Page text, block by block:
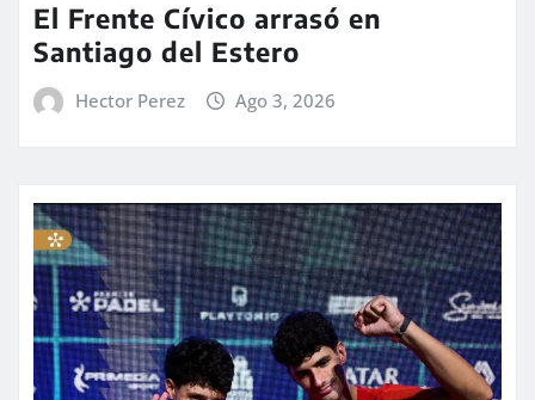
El Frente Cívico arrasó en
Santiago del Estero
Hector Perez Ago 3, 2026